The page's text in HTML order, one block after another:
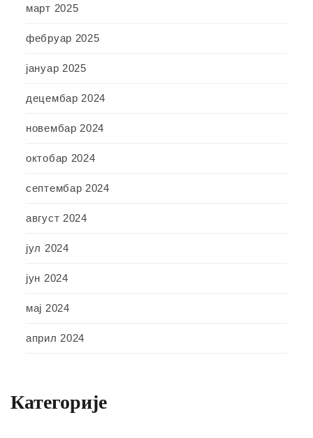
март 2025
фебруар 2025
јануар 2025
децембар 2024
новембар 2024
октобар 2024
септембар 2024
август 2024
јул 2024
јун 2024
мај 2024
април 2024
Категорије